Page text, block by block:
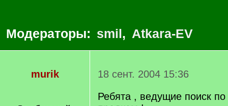
Модераторы: smil, Atkara-EV
murik
18 сент. 2004 15:36
Ребята , ведущие поиск